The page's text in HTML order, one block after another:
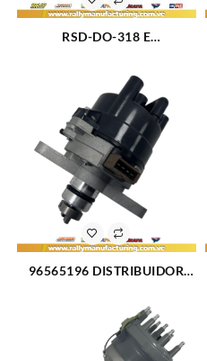
RSD-DO-318 E
CHRYSLER M5.2 – 5.9L (318)
(72-87) 8CIL ELECTRONICO
(165)
96565196 DISTRIBUIDOR
SOHC 6V 3CIL (524)